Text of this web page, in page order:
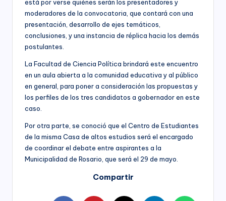
está por verse quiénes serán los presentadores y
moderadores de la convocatoria, que contará con una
presentación, desarrollo de ejes temáticos,
conclusiones, y una instancia de réplica hacia los demás
postulantes.
La Facultad de Ciencia Política brindará este encuentro
en un aula abierta a la comunidad educativa y al público
en general, para poner a consideración las propuestas y
los perfiles de los tres candidatos a gobernador en este
caso.
Por otra parte, se conoció que el Centro de Estudiantes
de la misma Casa de altos estudios será el encargado
de coordinar el debate entre aspirantes a la
Municipalidad de Rosario, que será el 29 de mayo.
Compartir